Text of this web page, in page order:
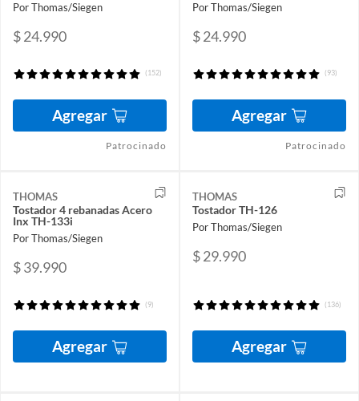
Por Thomas/Siegen
$ 24.990
(152)
Agregar
Patrocinado
Por Thomas/Siegen
$ 24.990
(93)
Agregar
Patrocinado
THOMAS
Tostador 4 rebanadas Acero
Inx TH-133i
Por Thomas/Siegen
$ 39.990
(9)
Agregar
THOMAS
Tostador TH-126
Por Thomas/Siegen
$ 29.990
(136)
Agregar